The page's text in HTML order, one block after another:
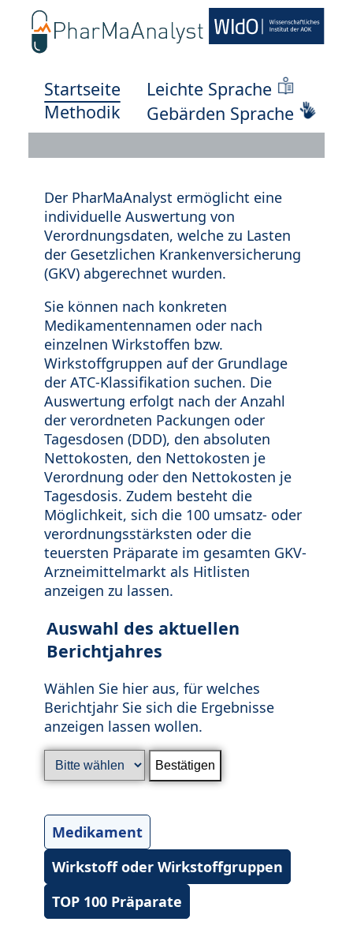
Startseite
Methodik
Leichte Sprache
Gebärden Sprache
Der PharMaAnalyst ermöglicht eine
individuelle Auswertung von
Verordnungsdaten, welche zu Lasten
der Gesetzlichen Krankenversicherung
(GKV) abgerechnet wurden.
Sie können nach konkreten
Medikamentennamen oder nach
einzelnen Wirkstoffen bzw.
Wirkstoffgruppen auf der Grundlage
der ATC-Klassifikation suchen. Die
Auswertung erfolgt nach der Anzahl
der verordneten Packungen oder
Tagesdosen (DDD), den absoluten
Nettokosten, den Nettokosten je
Verordnung oder den Nettokosten je
Tagesdosis. Zudem besteht die
Möglichkeit, sich die 100 umsatz- oder
verordnungsstärksten oder die
teuersten Präparate im gesamten GKV-
Arzneimittelmarkt als Hitlisten
anzeigen zu lassen.
Auswahl des aktuellen
Berichtjahres
Wählen Sie hier aus, für welches
Berichtjahr Sie sich die Ergebnisse
anzeigen lassen wollen.
Medikament
Wirkstoff oder Wirkstoffgruppen
TOP 100 Präparate